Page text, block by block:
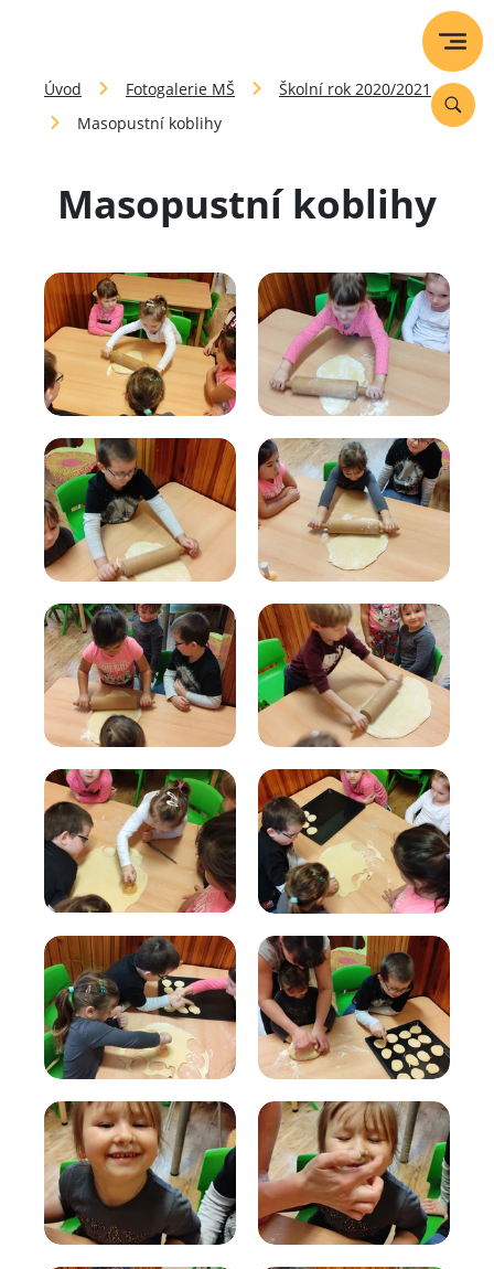
Úvod Fotogalerie MŠ
Školní rok 2020/2021
Masopustní koblihy
Masopustní koblihy